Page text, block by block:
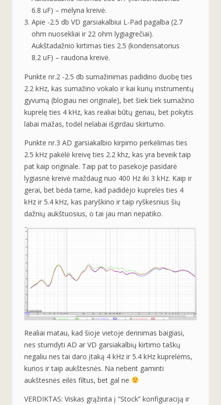
6.8 uF) – mėlyna kreivė.
Apie -2.5 db VD garsiakalbiui L-Pad pagalba (2.7
ohm nuosekliai ir 22 ohm lygiagrečiai).
Aukštadažnio kirtimas ties 2.5 (kondensatorius
8.2 uF) – raudona kreivė.
Punkte nr.2 -2.5 db sumažinimas padidino duobę ties
2.2 kHz, kas sumažino vokalo ir kai kurių instrumentų
gyvumą (blogiau nei originale), bet šiek tiek sumažino
kuprelę ties 4 kHz, kas realiai būtų geriau, bet pokytis
labai mažas, todėl nelabai išgirdau skirtumo.
Punkte nr.3 AD garsiakalbio kirpimo perkėlimas ties
2.5 kHz pakėlė kreivę ties 2.2 khz, kas yra beveik taip
pat kaip originale. Taip pat to pasekoje pasidarė
lygiasnė kreivė maždaug nuo 400 Hz iki 3 kHz. Kaip ir
gerai, bet bėda tame, kad padidėjo kuprelės ties 4
kHz ir 5.4 kHz, kas paryškino ir taip ryškesnius šių
dažnių aukštuosius, o tai jau man nepatiko.
Realiai matau, kad šioje vietoje derinimas baigiasi,
nes stumdyti AD ar VD garsiakalbių kirtimo taškų
negaliu nes tai daro įtaką 4 kHz ir 5.4 kHz kuprelėms,
kurios ir taip aukštesnės. Na nebent gaminti
aukštesnės eilės filtus, bet gal ne
VERDIKTAS: Viskas grąžinta į “Stock” konfiguraciją ir